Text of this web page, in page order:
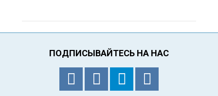
ПОДПИСЫВАЙТЕСЬ НА НАС